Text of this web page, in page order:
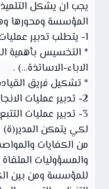
يجب ان يشكل
المؤسسة ومحورها
1- يتطلب تدبير عمليات التحضير لمشروع المؤسسة
* التخسيس بأهمية
الاباء-الاساتذة...) .
* تشكيل فريق
2- تدبير عمليات الانجاز
3- تدبير عمليات التتبع والتقويم..
لكي يتمكن المدير(ة)
من الكفايات
والمسؤوليات
للمؤسسة ومن بين